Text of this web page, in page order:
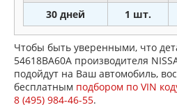
30 дней 1 шт.
Чтобы быть уверенными, что
54618BA60A производителя
подойдут на Ваш автомобиль,
бесплатным подбором по VIN
8 (495) 984-46-55.